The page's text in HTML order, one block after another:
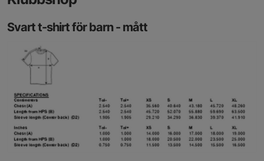
Svart t-shirt för barn - mått